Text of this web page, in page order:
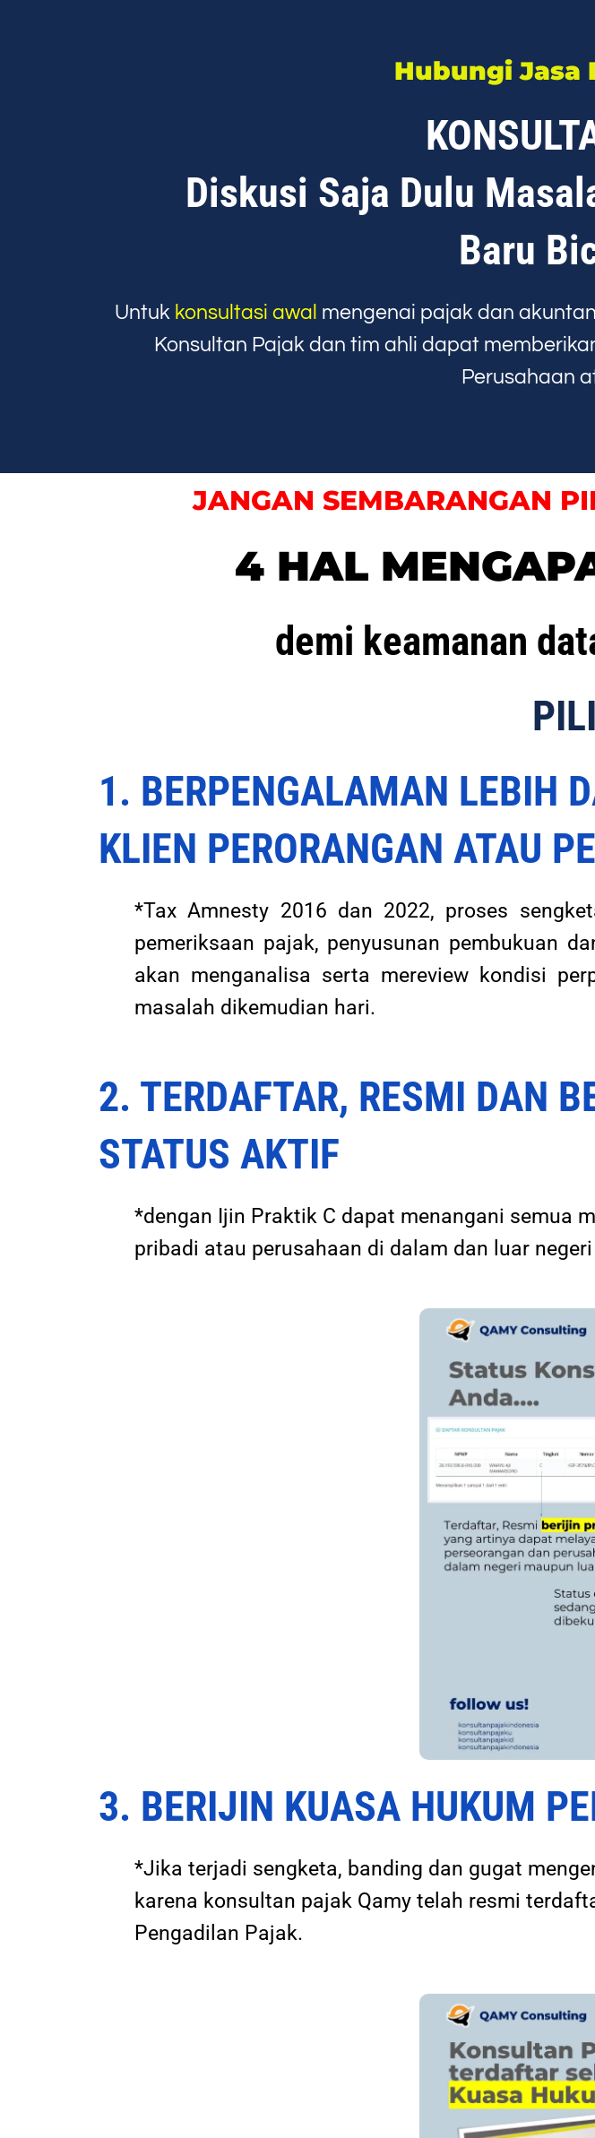
Hubungi Jasa
Diskusi Saja Dulu
Baru
Untuk konsultasi awal mengenai pajak dan
Konsultan Pajak dan tim ahli dapat
Perusahaan
JANGAN SEMBARANGAN
4 HAL
demi keamanan
1. BERPENGALAMAN LEBIH
KLIEN PERORANGAN ATAU
*Tax Amnesty 2016 dan 2022, proses
pemeriksaan pajak, penyusunan pembukuan
akan menganalisa serta mereview kondisi
masalah dikemudian hari.
2. TERDAFTAR, RESMI DAN
STATUS AKTIF
*dengan Ijin Praktik C dapat menangani semua
pribadi atau perusahaan di dalam dan luar negeri
3. BERIJIN KUASA HUKUM
*Jika terjadi sengketa, banding dan gugat
karena konsultan pajak Qamy telah resmi
Pengadilan Pajak.